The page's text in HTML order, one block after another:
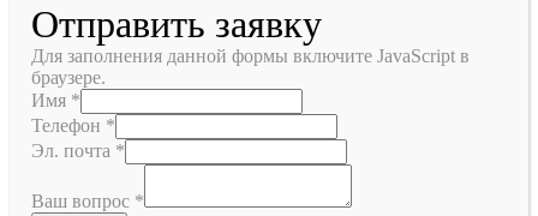
Отправить заявку
Для заполнения данной формы включите JavaScript в
браузере.
Имя *
Телефон *
Эл. почта *
Ваш вопрос *